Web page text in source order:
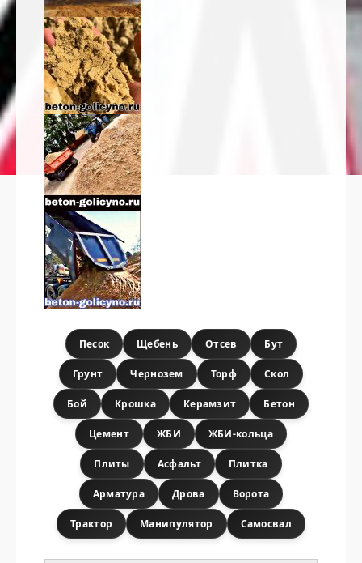
Песок Щебень Отсев Бут
Грунт Чернозем Торф Скол
Бой Крошка Керамзит Бетон
Цемент ЖБИ ЖБИ-кольца
Плиты Асфальт Плитка
Арматура Дрова Ворота
Трактор Манипулятор Самосвал